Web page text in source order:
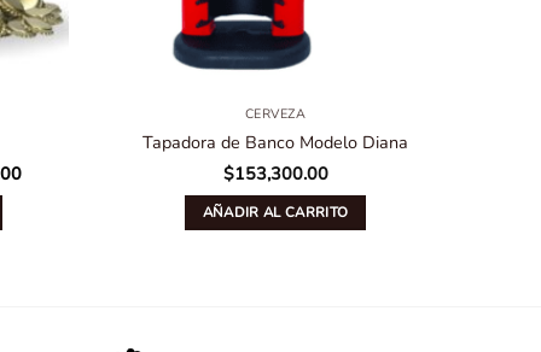
Current
CERVEZA
Tapadora de Banco Modelo Diana
$153,300.00
AÑADIR AL CARRITO